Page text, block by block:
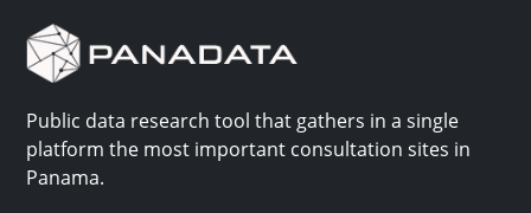
Public data research tool that gathers in a single
platform the most important consultation sites in
Panama.